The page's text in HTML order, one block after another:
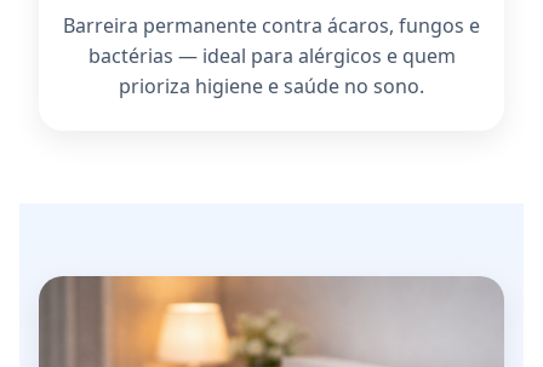
Barreira permanente contra ácaros, fungos e
bactérias — ideal para alérgicos e quem
prioriza higiene e saúde no sono.